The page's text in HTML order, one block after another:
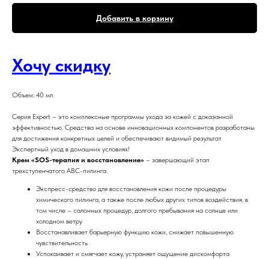
Добавить в корзину
Хочу скидку
Объем: 40 мл.
Серия Expert – это комплексные программы ухода за кожей с доказанной
эффективностью. Средства на основе инновационных компонентов разработаны
для достижения конкретных целей и обеспечивают видимый результат.
Экспертный уход в домашних условиях!
Крем «SOS-терапия и восстановление» – завершающий этап
трехступенчатого ABC-пилинга.
Экспресс-средство для восстановления кожи после процедуры
химического пилинга, а также после любых других типов воздействия, в
том числе – салонных процедур, долгого пребывания на солнце или
холодном ветру
Восстанавливает барьерную функцию кожи, снижает повышенную
чувствительность
Успокаивает и смягчает кожу, устраняет ощущение дискомфорта